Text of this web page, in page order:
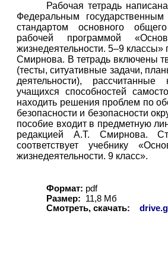
Рабочая тетрадь
Федеральным государственным
стандартом основного
рабочей программой
жизнедеятельности. 5–9 классы»
Смирнова. В тетрадь включены
(тесты, ситуативные задачи,
деятельности),
учащихся способностей
находить решения проблем по
безопасности и безопасности
пособие входит в предметную
редакцией А.Т. Смирнова.
соответствует учебнику
жизнедеятельности. 9 класс».
Формат: pdf
Размер:
11,8 Мб
Смотреть, скачать: